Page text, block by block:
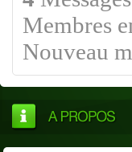
Membres
Nouveau